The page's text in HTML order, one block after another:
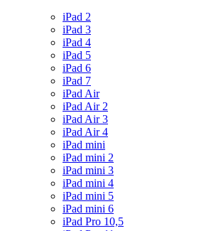
iPad 2
iPad 3
iPad 4
iPad 5
iPad 6
iPad 7
iPad Air
iPad Air 2
iPad Air 3
iPad Air 4
iPad mini
iPad mini 2
iPad mini 3
iPad mini 4
iPad mini 5
iPad mini 6
iPad Pro 10,5